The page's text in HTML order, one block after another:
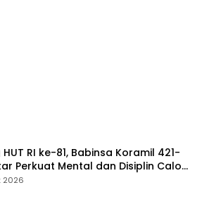
RI ke-81, Babinsa Koramil 421-
Perkuat Mental dan Disiplin Calon
Tegineneng
2026